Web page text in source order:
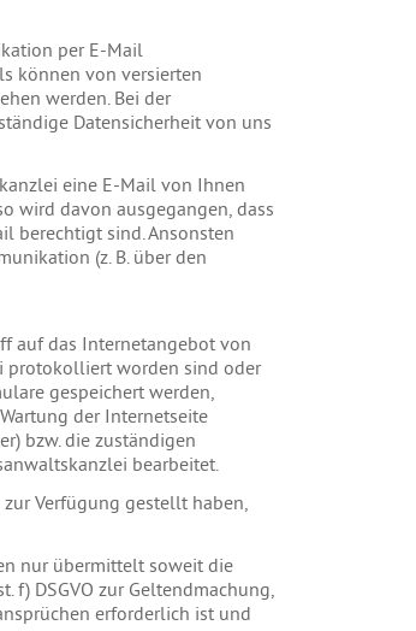
per E-Mail
können von versierten
werden. Bei der
Datensicherheit von uns
eine E-Mail von Ihnen
wird davon ausgegangen, dass
berechtigt sind. Ansonsten
(z. B. über den
auf das Internetangebot von
protokolliert worden sind oder
gespeichert werden,
der Internetseite
bzw. die zuständigen
bearbeitet.
Verfügung gestellt haben,
nur übermittelt soweit die
f) DSGVO zur Geltendmachung,
erforderlich ist und